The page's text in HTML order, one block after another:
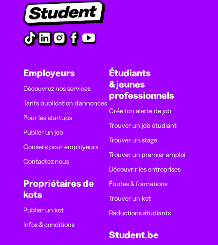
Employeurs
Découvrez nos services
Tarifs publication d’annonces
Pour les startups
Publier un job
Conseils pour employeurs
Contactez-nous
Propriétaires de
kots
Publier un kot
Infos & conditions
Étudiants
& jeunes
professionnels
Crée ton alerte de job
Trouver un job étudiant
Trouver un stage
Trouver un premier emploi
Découvrir les entreprises
Études & formations
Trouver un kot
Réductions étudiants
Student.be